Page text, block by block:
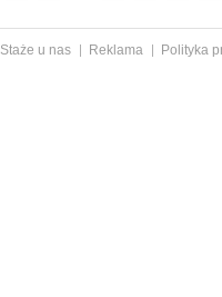
Staże u nas Reklama
Polityka